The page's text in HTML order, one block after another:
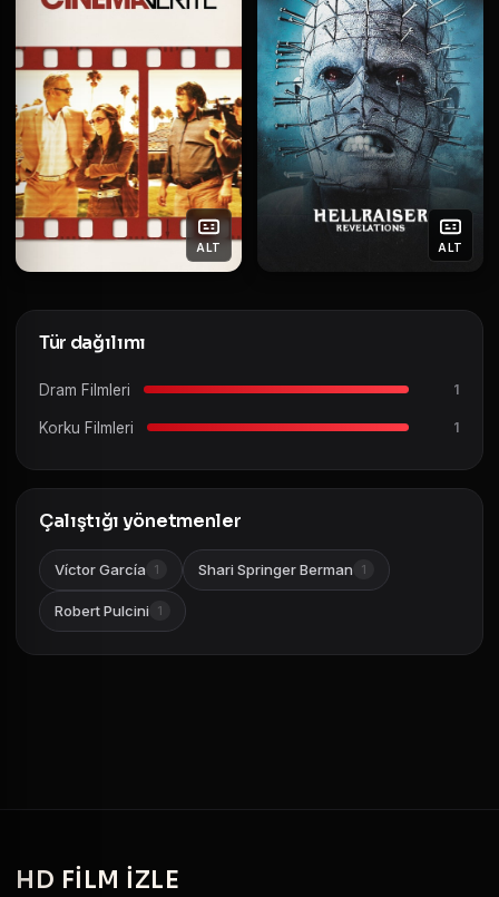
ALT ALT
Tür dağılımı
Dram Filmleri 1
Korku Filmleri 1
Çalıştığı yönetmenler
Víctor García 1 Shari Springer Berman 1
Robert Pulcini 1
HD FILM IZLE